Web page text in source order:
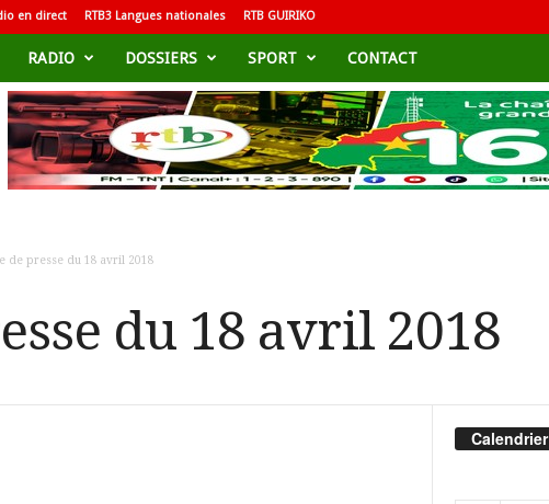
en direct RTB3 Langues nationales RTB GUIRIKO
RADIO DOSSIERS SPORT CONTACT
de presse du 18 avril 2018
du 18 avril 2018
Calendrier